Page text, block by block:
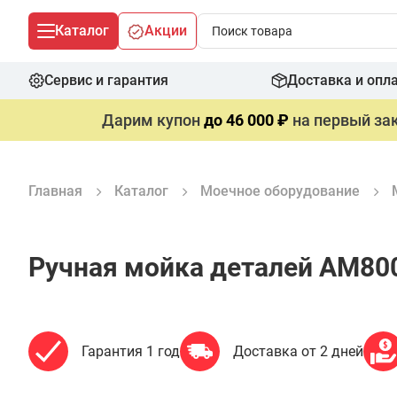
Каталог Акции
Сервис и гарантия Доставка и
Дарим купондо 46 000 ₽ на первый
Главная Каталог Моечное оборудование
Ручная мойка деталей
Гарантия 1 год Доставка от 2 дней